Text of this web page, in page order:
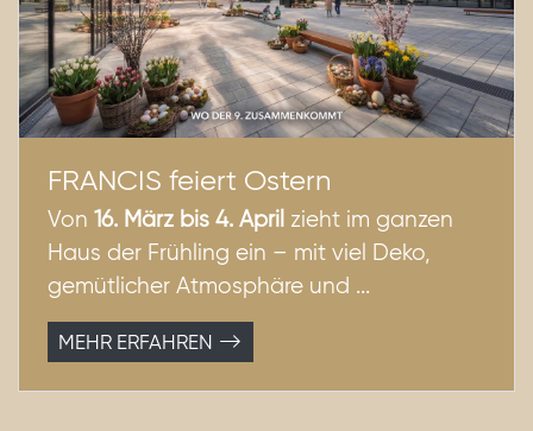
FRANCIS feiert Ostern
Von 16. März bis 4. April zieht im ganzen
Haus der Frühling ein – mit viel Deko,
gemütlicher Atmosphäre und ...
MEHR ERFAHREN